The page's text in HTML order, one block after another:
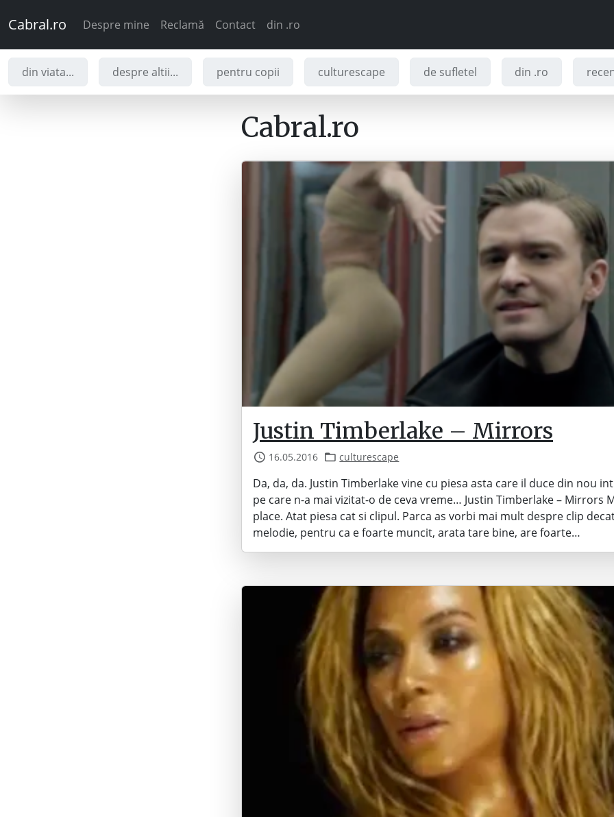
Cabral.ro Despre mine Reclamă Contact din .ro
din viata... despre altii... pentru copii culturescape de sufletel din .ro
Cabral.ro
Justin Timberlake – Mirrors
16.05.2016 culturescape
Da, da, da. Justin Timberlake vine cu piesa asta care il duce din nou
pe care n-a mai vizitat-o de ceva vreme… Justin Timberlake – Mirrors
place. Atat piesa cat si clipul. Parca as vorbi mai mult despre clip
melodie, pentru ca e foarte muncit, arata tare bine, are foarte…